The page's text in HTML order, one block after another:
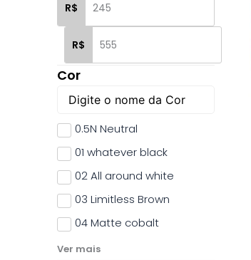
R$
R$
Cor
0.5N Neutral
01 whatever black
02 All around white
03 Limitless Brown
04 Matte cobalt
Ver mais